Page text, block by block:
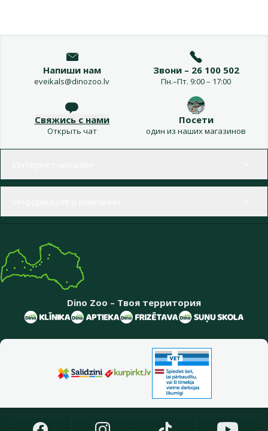
Напиши нам
eveikals@dinozoo.lv
Звони – 26 100 502
Пн.–Пт. 9:00 – 17:00
Свяжись с нами
Открыть чат
Посети
один из наших магазинов
Dino Zoo – Твоя территория